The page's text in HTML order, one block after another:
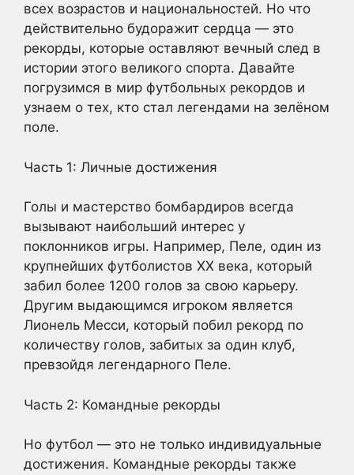
всех возрастов и национальностей. Но что
действительно будоражит сердца — это
рекорды, которые оставляют вечный след в
истории этого великого спорта. Давайте
погрузимся в мир футбольных рекордов и
узнаем о тех, кто стал легендами на зелёном
поле.
Часть 1: Личные достижения
Голы и мастерство бомбардиров всегда
вызывают наибольший интерес у
поклонников игры. Например, Пеле, один из
крупнейших футболистов XX века, который
забил более 1200 голов за свою карьеру.
Другим выдающимся игроком является
Лионель Месси, который побил рекорд по
количеству голов, забитых за один клуб,
превзойдя легендарного Пеле.
Часть 2: Командные рекорды
Но футбол — это не только индивидуальные
достижения. Командные рекорды также